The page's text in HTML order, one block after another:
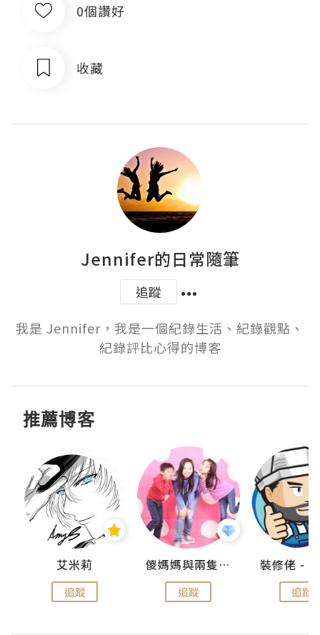
0個讚好
收藏
Jennifer的日常隨筆
追蹤
我是 Jennifer，我是一個紀錄生活、紀錄觀點、
紀錄評比心得的博客
推薦博客
艾米莉
追蹤
儍媽媽與兩隻小魔怪之家
追蹤 追蹤